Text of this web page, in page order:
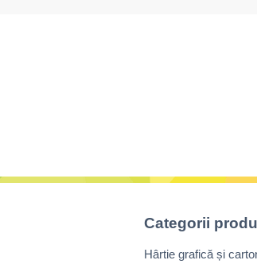
Categorii
Hârtie grafică și